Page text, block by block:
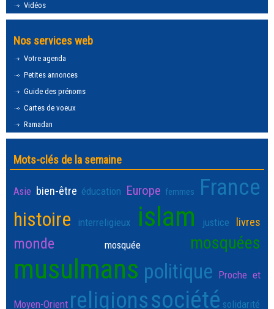
Vidéos
Nos services web
Votre agenda
Petites annonces
Guide des prénoms
Cartes de voeux
Ramadan
Mots-clés de la semaine
Asie bien-être éducation Europe femmes France
histoire interreligieux islam justice livres
monde mosquée mosquées
musulmans politique Proche et
Moyen-Orient religionssociété solidarité